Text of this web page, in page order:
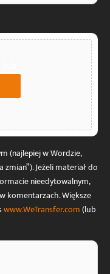
(najlepiej w Wordzie,
Jeżeli materiał do
nieedytowalnym,
komentarzach. Większe
www.WeTransfer.com(lub